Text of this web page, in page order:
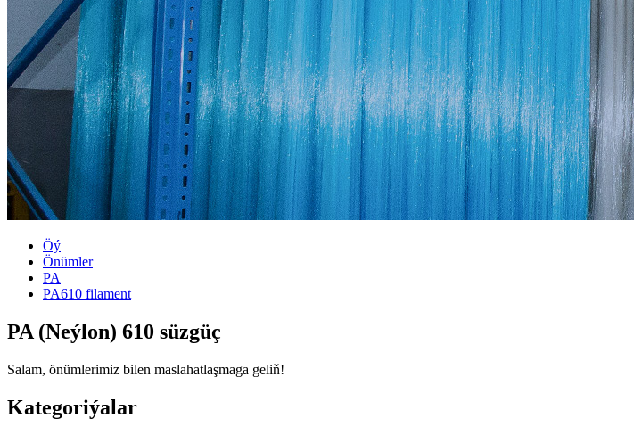
Öý
Önümler
PA
PA610 filament
PA (Neýlon) 610 süzgüç
Salam, önümlerimiz bilen maslahatlaşmaga geliň!
Kategoriýalar